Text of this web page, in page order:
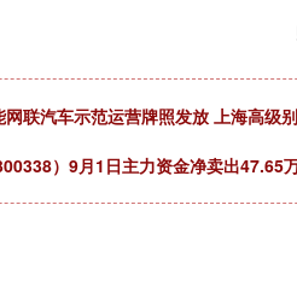
联汽车示范运营牌照发放 上海高级
）9月1日主力资金净卖出47.65